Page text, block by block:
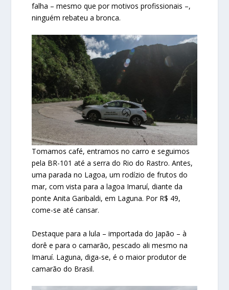
falha – mesmo que por motivos profissionais –,
ninguém rebateu a bronca.
Tomamos café, entramos no carro e seguimos
pela BR-101 até a serra do Rio do Rastro. Antes,
uma parada no Lagoa, um rodízio de frutos do
mar, com vista para a lagoa Imaruí, diante da
ponte Anita Garibaldi, em Laguna. Por R$ 49,
come-se até cansar.
Destaque para a lula – importada do Japão – à
dorê e para o camarão, pescado ali mesmo na
Imaruí. Laguna, diga-se, é o maior produtor de
camarão do Brasil.